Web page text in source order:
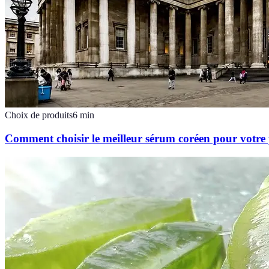
Choix de produits6 min
Comment choisir le meilleur sérum coréen pour votre